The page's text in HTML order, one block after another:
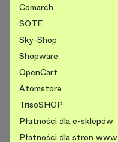
Comarch
SOTE
Sky-Shop
Shopware
OpenCart
Atomstore
TrisoSHOP
Płatności dla e-sklepów
Płatności dla stron www